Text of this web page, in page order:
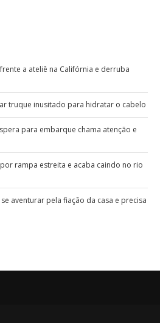
a ateliê na Califórnia e derruba
truque inusitado para hidratar o cabelo
para embarque chama atenção e
rampa estreita e acaba caindo no rio
aventurar pela fiação da casa e precisa